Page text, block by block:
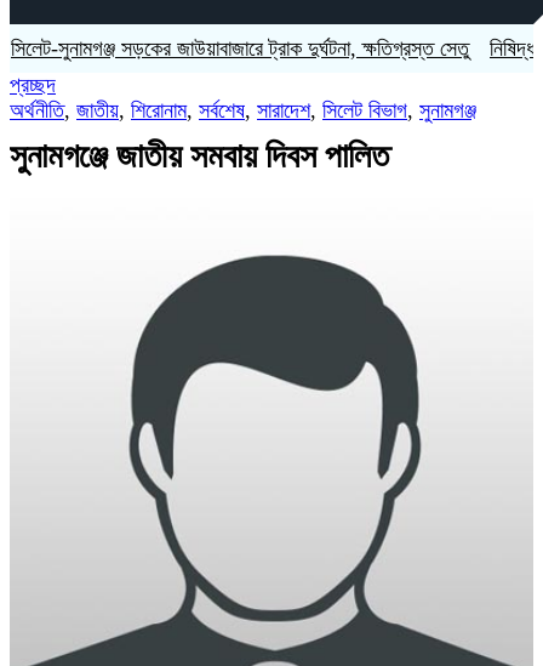
সুনামগঞ্জ সড়কের জাউয়াবাজারে ট্রাক দুর্ঘটনা, ক্ষতিগ্রস্ত সেতু নিষিদ্ধ
প্রচ্ছদ
অর্থনীতি, জাতীয়, শিরোনাম, সর্বশেষ, সারাদেশ, সিলেট বিভাগ, সুনামগঞ্জ
সুনামগঞ্জে জাতীয় সমবায় দিবস পালিত